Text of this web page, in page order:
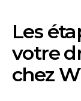
Les
votre
chez